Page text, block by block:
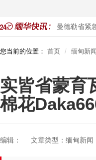
库超警戒水位 曼德勒省紧急
您当前的位置： 首页 缅甸新闻
实皆省蒙育
棉花
编辑： 文章类型：缅甸新闻